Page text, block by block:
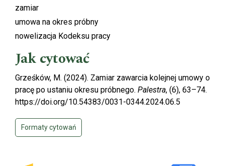
zamiar
umowa na okres próbny
nowelizacja Kodeksu pracy
Jak cytować
Grześków, M. (2024). Zamiar zawarcia kolejnej umowy o
pracę po ustaniu okresu próbnego. Palestra, (6), 63–74.
https://doi.org/10.54383/0031-0344.2024.06.5
Formaty cytowań